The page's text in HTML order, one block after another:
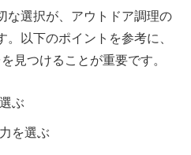
な選択が、アウトドア調理の
以下のポイントを参考に、
見つけることが重要です。
ぶ
を選ぶ